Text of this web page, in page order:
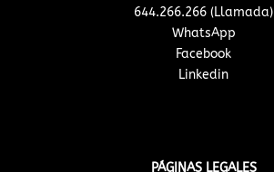
644.266.266 (Llamada)
WhatsApp
Facebook
Linkedin
PÁGINAS LEGALES